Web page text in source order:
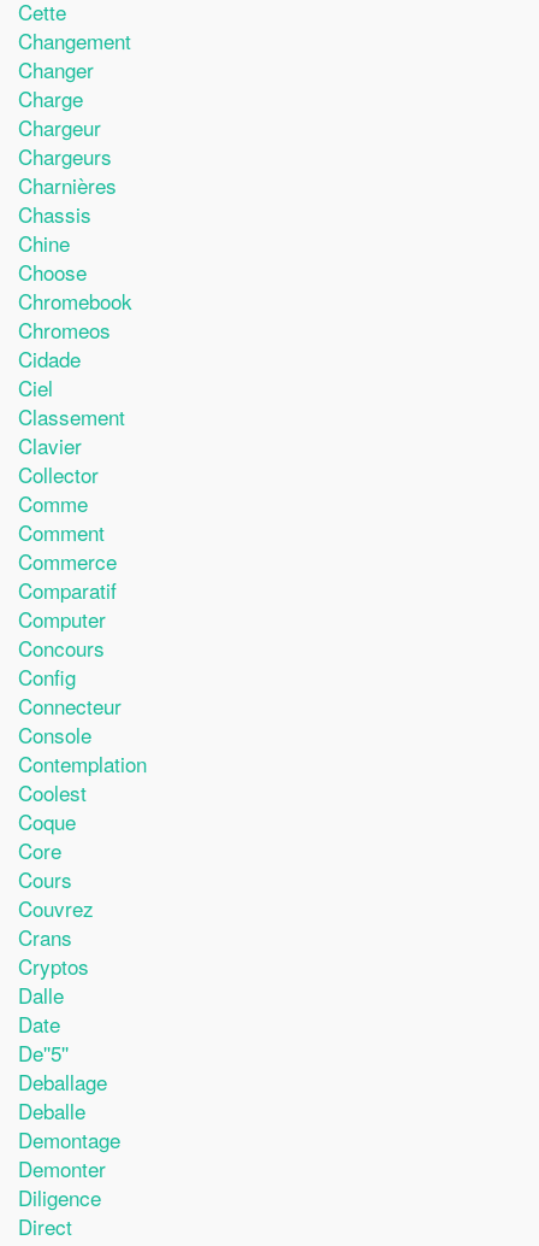
Cette
Changement
Changer
Charge
Chargeur
Chargeurs
Charnières
Chassis
Chine
Choose
Chromebook
Chromeos
Cidade
Ciel
Classement
Clavier
Collector
Comme
Comment
Commerce
Comparatif
Computer
Concours
Config
Connecteur
Console
Contemplation
Coolest
Coque
Core
Cours
Couvrez
Crans
Cryptos
Dalle
Date
De''5''
Deballage
Deballe
Demontage
Demonter
Diligence
Direct